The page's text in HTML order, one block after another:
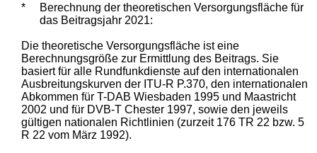
*
Berechnung der theoretischen Versorgungsfläche für
das Beitragsjahr 2021:
Die theoretische Versorgungsfläche ist eine
Berechnungsgröße zur Ermittlung des Beitrags. Sie
basiert für alle Rundfunkdienste auf den internationalen
Ausbreitungskurven der ITU-R P.370, den internationalen
Abkommen für T-DAB Wiesbaden 1995 und Maastricht
2002 und für DVB-T Chester 1997, sowie den jeweils
gültigen nationalen Richtlinien (zurzeit 176 TR 22 bzw. 5
R 22 vom März 1992).